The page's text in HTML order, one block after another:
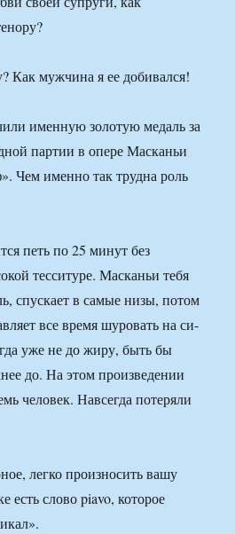
Как мужчина я ее добивался!
именную золотую медаль за
партии в опере Масканьи
Чем именно так трудна роль
петь по 25 минут без
тесситуре. Масканьи тебя
спускает в самые низы, потом
все время шуровать на си-
уже не до жиру, быть бы
до. На этом произведении
человек. Навсегда потеряли
легко произносить вашу
слово piavo, которое